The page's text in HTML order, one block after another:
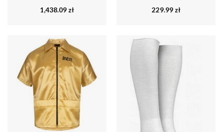
1,438.09 zł 229.99 zł